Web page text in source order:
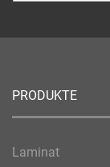
PRODUKTE
Laminat